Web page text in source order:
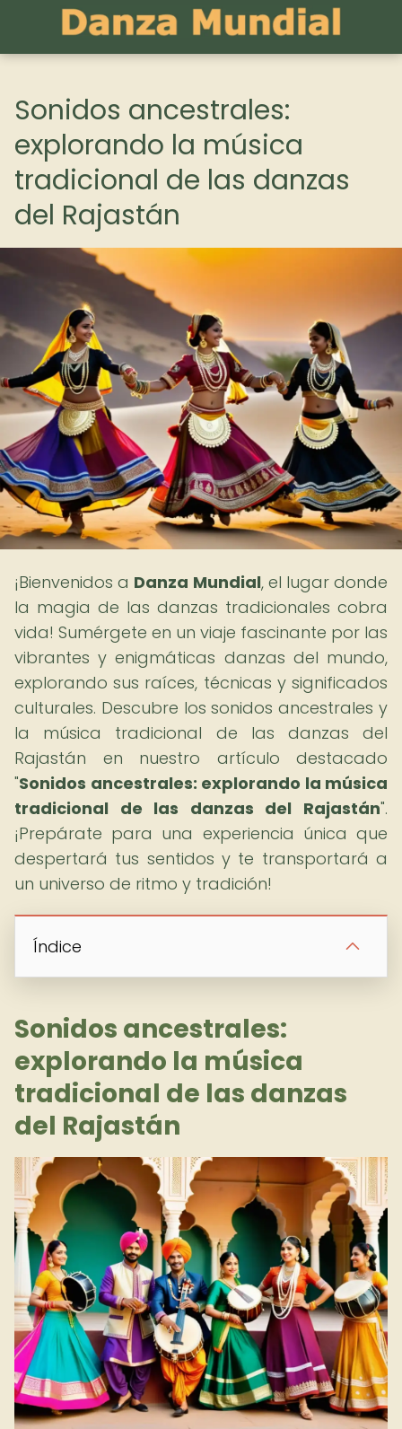
Sonidos ancestrales:
explorando la música
tradicional de las danzas
del Rajastán
¡Bienvenidos a Danza Mundial, el lugar donde
la magia de las danzas tradicionales cobra
vida! Sumérgete en un viaje fascinante por las
vibrantes y enigmáticas danzas del mundo,
explorando sus raíces, técnicas y significados
culturales. Descubre los sonidos ancestrales y
la música tradicional de las danzas del
Rajastán en nuestro artículo destacado
"Sonidos ancestrales: explorando la música
tradicional de las danzas del Rajastán".
¡Prepárate para una experiencia única que
despertará tus sentidos y te transportará a
un universo de ritmo y tradición!
Índice
Sonidos ancestrales:
explorando la música
tradicional de las danzas
del Rajastán